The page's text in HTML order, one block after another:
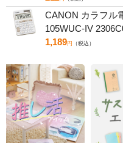
CANON カラフル
105WUC-IV
1,189円 （税込）